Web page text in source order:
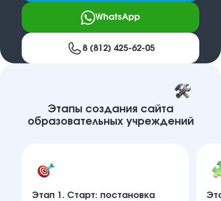
WhatsApp
8 (812) 425-62-05
Этапы создания сайта
образовательных учреждений
Этап 1. Старт: постановка